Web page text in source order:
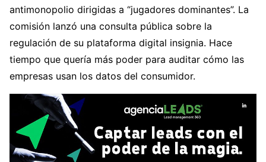
antimonopolio dirigidas a “jugadores dominantes”. La
comisión lanzó una consulta pública sobre la
regulación de su plataforma digital insignia. Hace
tiempo que quería más poder para auditar cómo las
empresas usan los datos del consumidor.